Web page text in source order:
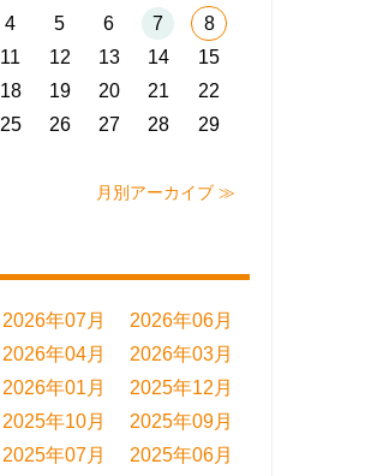
4 5 6 7
8
11 12 13 14
15
18 19 20 21
22
25 26 27 28
29
月別アーカイブ ≫
2026年07月
2026年06月
2026年04月
2026年03月
2026年01月
2025年12月
2025年10月
2025年09月
2025年07月
2025年06月